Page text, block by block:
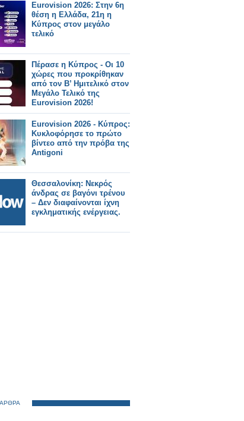
Eurovision 2026: Στην 6η
θέση η Ελλάδα, 21η η
Κύπρος στον μεγάλο
τελικό
Πέρασε η Κύπρος - Οι 10
χώρες που προκρίθηκαν
από τον Β’ Ημιτελικό στον
Μεγάλο Τελικό της
Eurovision 2026!
Eurovision 2026 - Κύπρος:
Κυκλοφόρησε το πρώτο
βίντεο από την πρόβα της
Antigoni
Θεσσαλονίκη: Νεκρός
άνδρας σε βαγόνι τρένου
– Δεν διαφαίνονται ίχνη
εγκληματικής ενέργειας.